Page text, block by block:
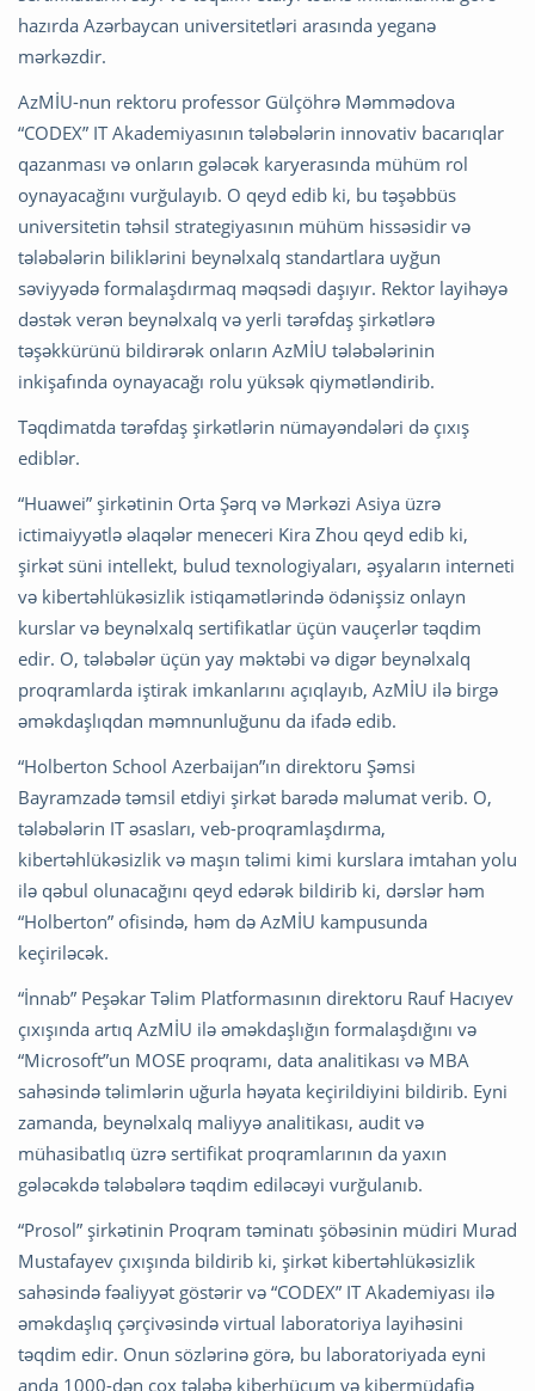
hazırda Azərbaycan universitetləri arasında yeganə
mərkəzdir.
AzMİU-nun rektoru professor Gülçöhrə Məmmədova
“CODEX” IT Akademiyasının tələbələrin innovativ bacarıqlar
qazanması və onların gələcək karyerasında mühüm rol
oynayacağını vurğulayıb. O qeyd edib ki, bu təşəbbüs
universitetin təhsil strategiyasının mühüm hissəsidir və
tələbələrin biliklərini beynəlxalq standartlara uyğun
səviyyədə formalaşdırmaq məqsədi daşıyır. Rektor layihəyə
dəstək verən beynəlxalq və yerli tərəfdaş şirkətlərə
təşəkkürünü bildirərək onların AzMİU tələbələrinin
inkişafında oynayacağı rolu yüksək qiymətləndirib.
Təqdimatda tərəfdaş şirkətlərin nümayəndələri də çıxış
ediblər.
“Huawei” şirkətinin Orta Şərq və Mərkəzi Asiya üzrə
ictimaiyyətlə əlaqələr meneceri Kira Zhou qeyd edib ki,
şirkət süni intellekt, bulud texnologiyaları, əşyaların interneti
və kibertəhlükəsizlik istiqamətlərində ödənişsiz onlayn
kurslar və beynəlxalq sertifikatlar üçün vauçerlər təqdim
edir. O, tələbələr üçün yay məktəbi və digər beynəlxalq
proqramlarda iştirak imkanlarını açıqlayıb, AzMİU ilə birgə
əməkdaşlıqdan məmnunluğunu da ifadə edib.
“Holberton School Azerbaijan”ın direktoru Şəmsi
Bayramzadə təmsil etdiyi şirkət barədə məlumat verib. O,
tələbələrin IT əsasları, veb-proqramlaşdırma,
kibertəhlükəsizlik və maşın təlimi kimi kurslara imtahan yolu
ilə qəbul olunacağını qeyd edərək bildirib ki, dərslər həm
“Holberton” ofisində, həm də AzMİU kampusunda
keçiriləcək.
“İnnab” Peşəkar Təlim Platformasının direktoru Rauf Hacıyev
çıxışında artıq AzMİU ilə əməkdaşlığın formalaşdığını və
“Microsoft”un MOSE proqramı, data analitikası və MBA
sahəsində təlimlərin uğurla həyata keçirildiyini bildirib. Eyni
zamanda, beynəlxalq maliyyə analitikası, audit və
mühasibatlıq üzrə sertifikat proqramlarının da yaxın
gələcəkdə tələbələrə təqdim ediləcəyi vurğulanıb.
“Prosol” şirkətinin Proqram təminatı şöbəsinin müdiri Murad
Mustafayev çıxışında bildirib ki, şirkət kibertəhlükəsizlik
sahəsində fəaliyyət göstərir və “CODEX” IT Akademiyası ilə
əməkdaşlıq çərçivəsində virtual laboratoriya layihəsini
təqdim edir. Onun sözlərinə görə, bu laboratoriyada eyni
anda 1000-dən çox tələbə kiberhücum və kibermüdafiə